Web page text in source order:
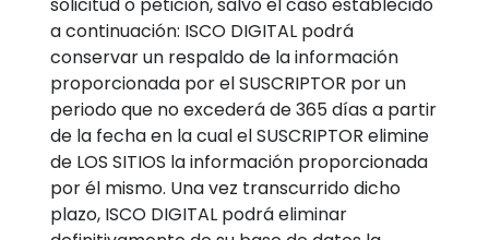
a continuación: ISCO DIGITAL podrá
conservar un respaldo de la información
proporcionada por el SUSCRIPTOR por un
periodo que no excederá de 365 días a partir
de la fecha en la cual el SUSCRIPTOR elimine
de LOS SITIOS la información proporcionada
por él mismo. Una vez transcurrido dicho
plazo, ISCO DIGITAL podrá eliminar